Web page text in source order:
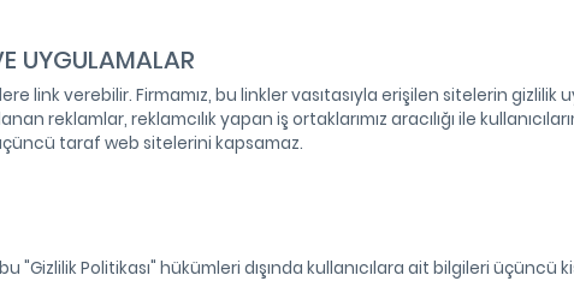
UYGULAMALAR
link verebilir. Firmamız, bu linkler vasıtasıyla erişilen sitelerin
reklamlar, reklamcılık yapan iş ortaklarımız aracılığı ile
taraf web sitelerini kapsamaz.
"Gizlilik Politikası" hükümleri dışında kullanıcılara ait bilgileri üçüncü